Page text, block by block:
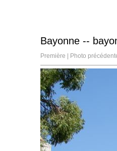
Bayonne --
Première | Photo